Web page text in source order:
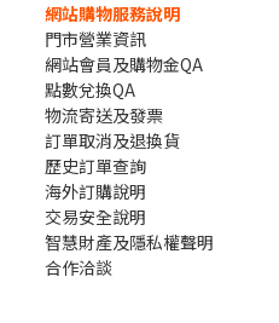
網站購物服務說明
門市營業資訊
網站會員及購物金QA
點數兌換QA
物流寄送及發票
訂單取消及退換貨
歷史訂單查詢
海外訂購說明
交易安全說明
智慧財產及隱私權聲明
合作洽談